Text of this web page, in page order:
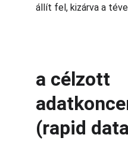
állít fel, kizárva a
a célzott
(rapid